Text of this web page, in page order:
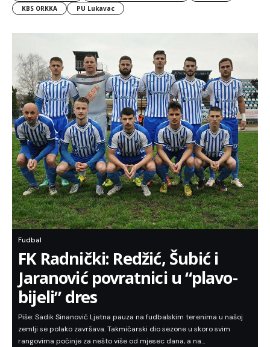
KBS ORKKA
PU Lukavac
Fudbal
FK Radnički: Redžić, Šubić i
Jaranović povratnici u “plavo-
bijeli” dres
Piše: Sadik Sinanović Ljetna pauza na fudbalskim terenima u našoj
zemlji se polako završava. Takmičarski dio sezone u skoro svim
rangovima počinje za nešto više od mjesec dana, a na…